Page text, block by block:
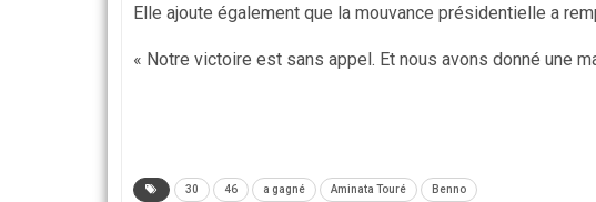
Elle ajoute également que la mouvance présidentielle a
« Notre victoire est sans appel. Et nous avons donné une
30 46 a gagné Aminata Touré Benno